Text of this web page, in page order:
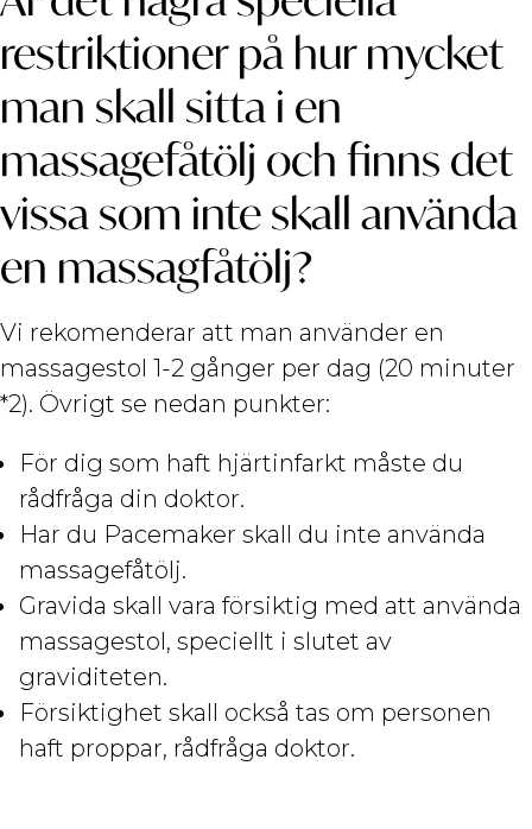
restriktioner på hur mycket
man skall sitta i en
massagefåtölj och finns det
vissa som inte skall använda
en massagfåtölj?
Vi rekomenderar att man använder en
massagestol 1-2 gånger per dag (20 minuter
*2). Övrigt se nedan punkter:
För dig som haft hjärtinfarkt måste du
rådfråga din doktor.
Har du Pacemaker skall du inte använda
massagefåtölj.
Gravida skall vara försiktig med att använda
massagestol, speciellt i slutet av
graviditeten.
Försiktighet skall också tas om personen
haft proppar, rådfråga doktor.